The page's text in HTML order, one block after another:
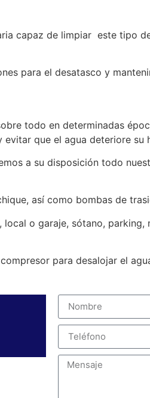
capaz de limpiar este tipo
para el desatasco y
todo en determinadas
evitar que el agua deteriore su
a su disposición todo
así como bombas de
local o garaje, sótano,
para desalojar el